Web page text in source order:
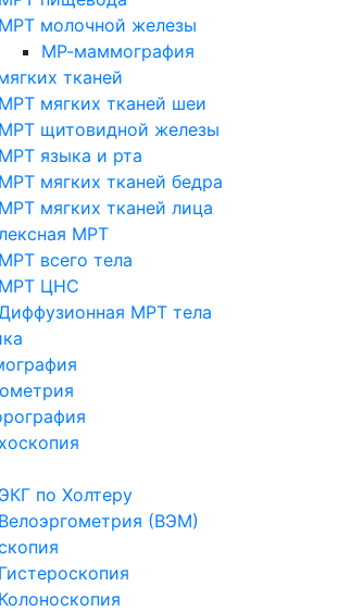
МРТ молочной железы
МР-маммография
тканей
МРТ мягких тканей шеи
МРТ щитовидной железы
МРТ языка и рта
МРТ мягких тканей бедра
МРТ мягких тканей лица
МРТ
МРТ всего тела
МРТ ЦНС
МРТ тела
ЭКГ по Холтеру
Велоэргометрия (ВЭМ)
Гистероскопия
Колоноскопия